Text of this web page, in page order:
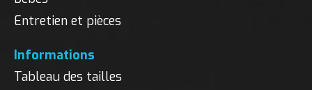
Entretien et pièces
Informations
Tableau des tailles